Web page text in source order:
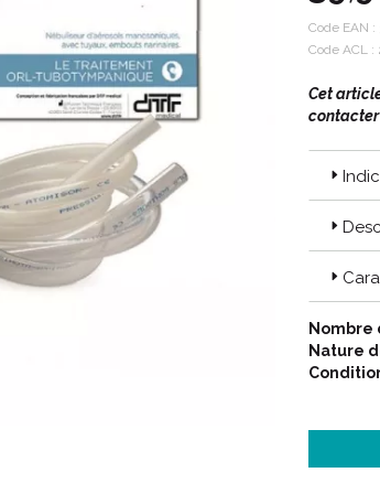
Code EAN :
Code ACL :
Cet
contacter
Nombre
Nature